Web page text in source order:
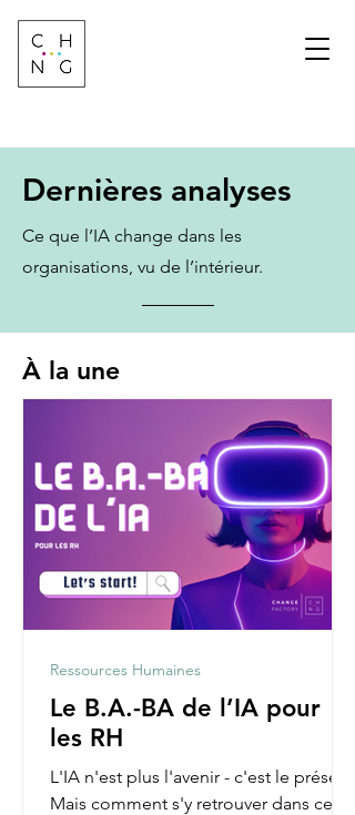
Dernières analyses
Ce que l’IA change dans les
organisations, vu de l’intérieur.
À la une
Le B.A.-BA de l’IA pour
les RH
L'IA n'est plus l'avenir - c'est le présent.
Mais comment s'y retrouver dans cette
Ressources Humaines